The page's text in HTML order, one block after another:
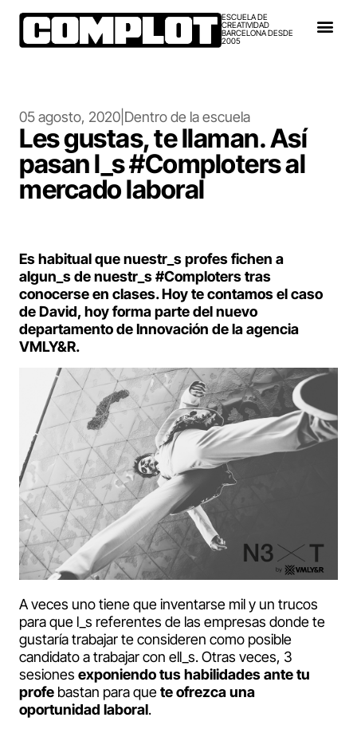
ESCUELA DE
CREATIVIDAD
BARCELONA DESDE
2005
05 agosto, 2020 Dentro de la escuela
Les gustas, te llaman. Así
pasan l_s #Comploters al
mercado laboral
Es habitual que nuestr_s profes fichen a
algun_s de nuestr_s #Comploters tras
conocerse en clases. Hoy te contamos el caso
de David, hoy forma parte del nuevo
departamento de Innovación de la agencia
VMLY&R.
A veces uno tiene que inventarse mil y un trucos
para que l_s referentes de las empresas donde te
gustaría trabajar te consideren como posible
candidato a trabajar con ell_s. Otras veces, 3
sesiones exponiendo tus habilidades ante tu
profe bastan para quete ofrezca una
oportunidad laboral.